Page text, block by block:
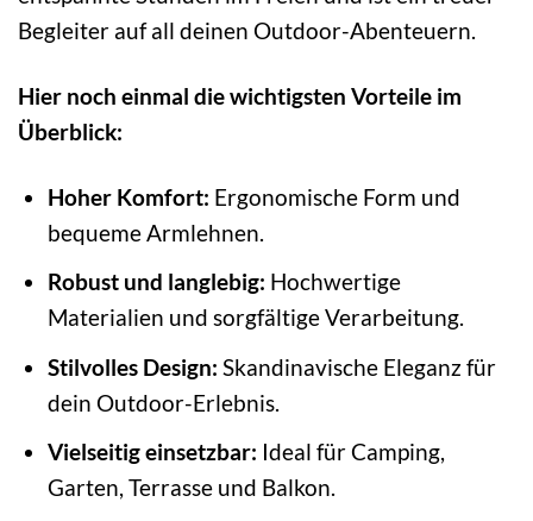
Begleiter auf all deinen Outdoor-Abenteuern.
Hier noch einmal die wichtigsten Vorteile im
Überblick:
Hoher Komfort: Ergonomische Form und
bequeme Armlehnen.
Robust und langlebig: Hochwertige
Materialien und sorgfältige Verarbeitung.
Stilvolles Design: Skandinavische Eleganz für
dein Outdoor-Erlebnis.
Vielseitig einsetzbar: Ideal für Camping,
Garten, Terrasse und Balkon.